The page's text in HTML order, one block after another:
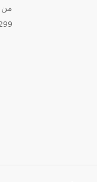
من
4 971+